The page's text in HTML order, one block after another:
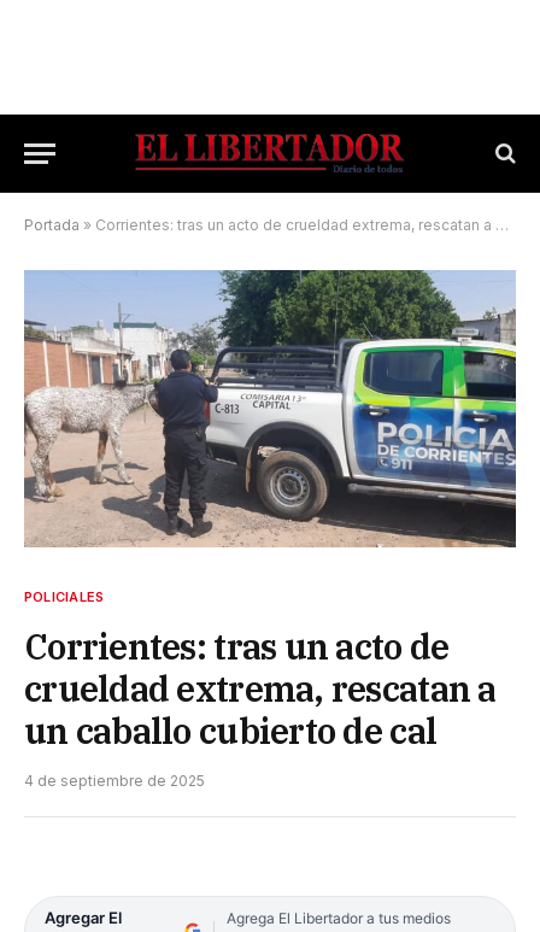
Portada » Corrientes: tras un acto de crueldad extrema, rescatan a un caballo cubierto de cal
POLICIALES
Corrientes: tras un acto de
crueldad extrema, rescatan a
un caballo cubierto de cal
4 de septiembre de 2025
Agregar El
Agrega El Libertador a tus medios